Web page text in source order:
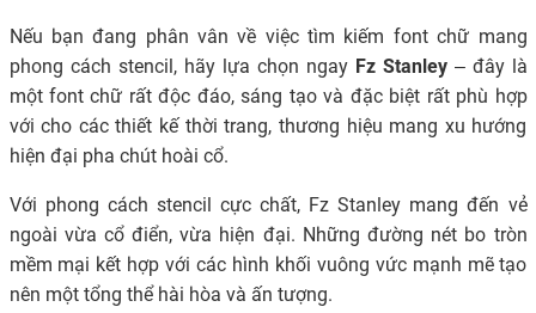
Nếu bạn đang phân vân về việc tìm kiếm font chữ mang
phong cách stencil, hãy lựa chọn ngay Fz Stanley– đây là
một font chữ rất độc đáo, sáng tạo và đặc biệt rất phù hợp
với cho các thiết kế thời trang, thương hiệu mang xu hướng
hiện đại pha chút hoài cổ.
Với phong cách stencil cực chất, Fz Stanley mang đến vẻ
ngoài vừa cổ điển, vừa hiện đại. Những đường nét bo tròn
mềm mại kết hợp với các hình khối vuông vức mạnh mẽ tạo
nên một tổng thể hài hòa và ấn tượng.